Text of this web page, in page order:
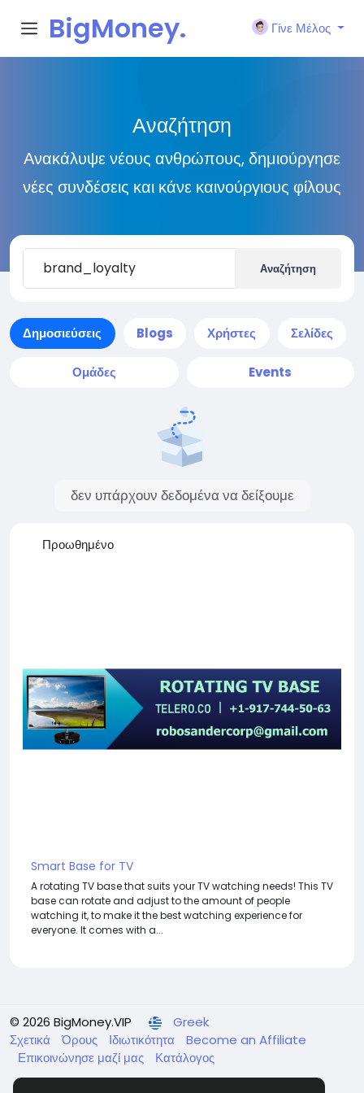
BigMoney.
Γίνε Μέλος
Αναζήτηση
Ανακάλυψε νέους ανθρώπους, δημιούργησε
νέες συνδέσεις και κάνε καινούργιους φίλους
Αναζήτηση
Δημοσιεύσεις Blogs Χρήστες Σελίδες
Ομάδες Events
δεν υπάρχουν δεδομένα να δείξουμε
Προωθημένο
Smart Base for TV
A rotating TV base that suits your TV watching needs! This TV
base can rotate and adjust to the amount of people
watching it, to make it the best watching experience for
everyone. It comes with a...
© 2026 BigMoney.VIP
Greek
Σχετικά
Όρους Ιδιωτικότητα
Become an Affiliate
Επικοινώνησε μαζί μας
Κατάλογος